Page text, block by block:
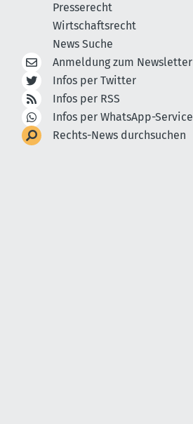
Presserecht
Wirtschaftsrecht
News Suche
Anmeldung zum Newsletter
Infos per Twitter
Infos per RSS
Infos per WhatsApp-Service
Rechts-News durchsuchen